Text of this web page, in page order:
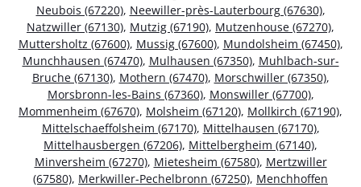
Neubois (67220), Neewiller-près-Lauterbourg (67630),
Natzwiller (67130), Mutzig (67190), Mutzenhouse (67270),
Muttersholtz (67600), Mussig (67600), Mundolsheim (67450),
Munchhausen (67470), Mulhausen (67350), Muhlbach-sur-
Bruche (67130), Mothern (67470), Morschwiller (67350),
Morsbronn-les-Bains (67360), Monswiller (67700),
Mommenheim (67670), Molsheim (67120), Mollkirch (67190),
Mittelschaeffolsheim (67170), Mittelhausen (67170),
Mittelhausbergen (67206), Mittelbergheim (67140),
Minversheim (67270), Mietesheim (67580), Mertzwiller
(67580), Merkwiller-Pechelbronn (67250), Menchhoffen